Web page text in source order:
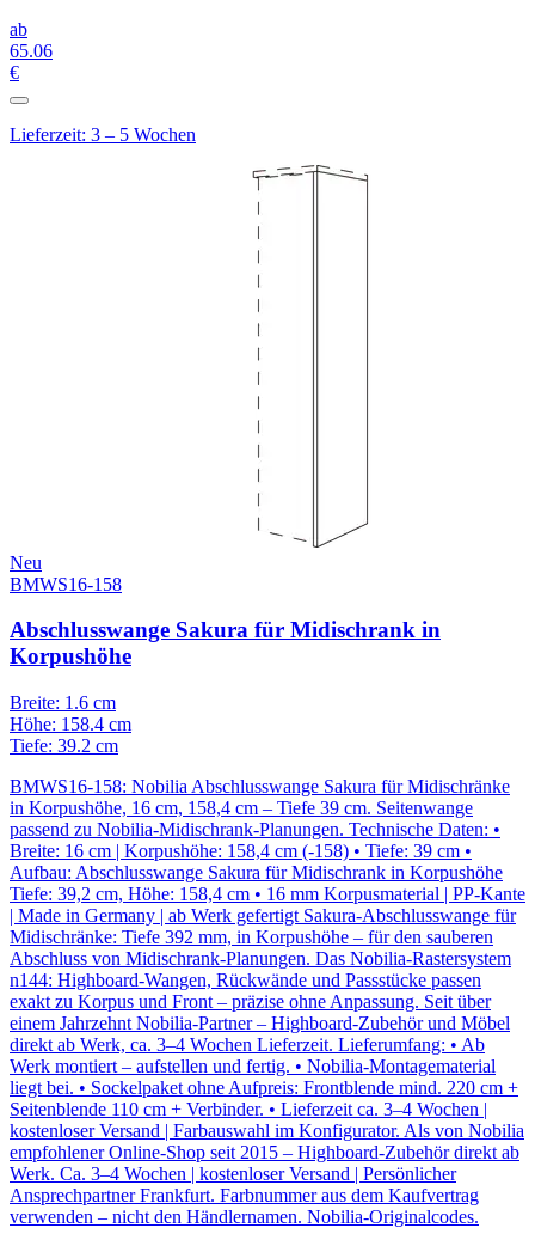
ab
65.06
€
Lieferzeit: 3 – 5 Wochen
Neu
BMWS16-158
Abschlusswange Sakura für Midischrank in
Korpushöhe
Breite: 1.6 cm
Höhe: 158.4 cm
Tiefe: 39.2 cm
BMWS16-158: Nobilia Abschlusswange Sakura für Midischränke
in Korpushöhe, 16 cm, 158,4 cm – Tiefe 39 cm. Seitenwange
passend zu Nobilia-Midischrank-Planungen. Technische Daten: •
Breite: 16 cm | Korpushöhe: 158,4 cm (-158) • Tiefe: 39 cm •
Aufbau: Abschlusswange Sakura für Midischrank in Korpushöhe
Tiefe: 39,2 cm, Höhe: 158,4 cm • 16 mm Korpusmaterial | PP-Kante
| Made in Germany | ab Werk gefertigt Sakura-Abschlusswange für
Midischränke: Tiefe 392 mm, in Korpushöhe – für den sauberen
Abschluss von Midischrank-Planungen. Das Nobilia-Rastersystem
n144: Highboard-Wangen, Rückwände und Passstücke passen
exakt zu Korpus und Front – präzise ohne Anpassung. Seit über
einem Jahrzehnt Nobilia-Partner – Highboard-Zubehör und Möbel
direkt ab Werk, ca. 3–4 Wochen Lieferzeit. Lieferumfang: • Ab
Werk montiert – aufstellen und fertig. • Nobilia-Montagematerial
liegt bei. • Sockelpaket ohne Aufpreis: Frontblende mind. 220 cm +
Seitenblende 110 cm + Verbinder. • Lieferzeit ca. 3–4 Wochen |
kostenloser Versand | Farbauswahl im Konfigurator. Als von Nobilia
empfohlener Online-Shop seit 2015 – Highboard-Zubehör direkt ab
Werk. Ca. 3–4 Wochen | kostenloser Versand | Persönlicher
Ansprechpartner Frankfurt. Farbnummer aus dem Kaufvertrag
verwenden – nicht den Händlernamen. Nobilia-Originalcodes.